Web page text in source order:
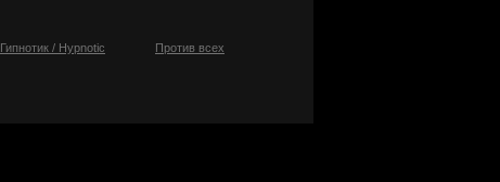
Гипнотик / Hypnotic Против всех